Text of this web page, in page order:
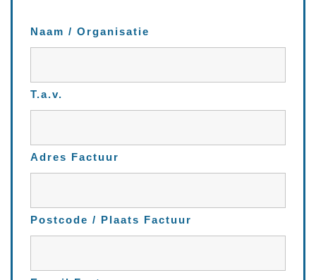
Naam / Organisatie
T.a.v.
Adres Factuur
Postcode / Plaats Factuur